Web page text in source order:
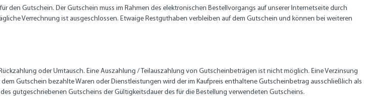
den Gutschein. Der Gutschein muss im Rahmen des elektronischen Bestellvorgangs auf unserer Internetseite durch
Verrechnung ist ausgeschlossen. Etwaige Restguthaben verbleiben auf dem Gutschein und können bei weiteren
oder Umtausch. Eine Auszahlung / Teilauszahlung von Gutscheinbeträgen ist nicht möglich. Eine Verzinsung
Gutschein bezahlte Waren oder Dienstleistungen wird der im Kaufpreis enthaltene Gutscheinbetrag ausschließlich als
gutgeschriebenen Gutscheins der Gültigkeitsdauer des für die Bestellung verwendeten Gutscheins.